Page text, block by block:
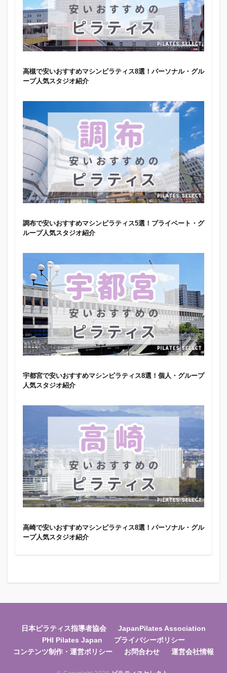
高槻で安いおすすめマシンピラティス8選！パーソナル・グル
ープ人気スタジオ紹介
調布で安いおすすめマシンピラティス5選！プライベート・グ
ループ人気スタジオ紹介
宇都宮で安いおすすめマシンピラティス8選！個人・グループ
人気スタジオ紹介
高崎で安いおすすめマシンピラティス8選！パーソナル・グル
ープ人気スタジオ紹介
日本ピラティス指導者協会
JapanPilates Association
PHI Pilates Japan
プライバシーポリシー
コンテンツ制作・運営ポリシー
お問合わせ 運営会社情報